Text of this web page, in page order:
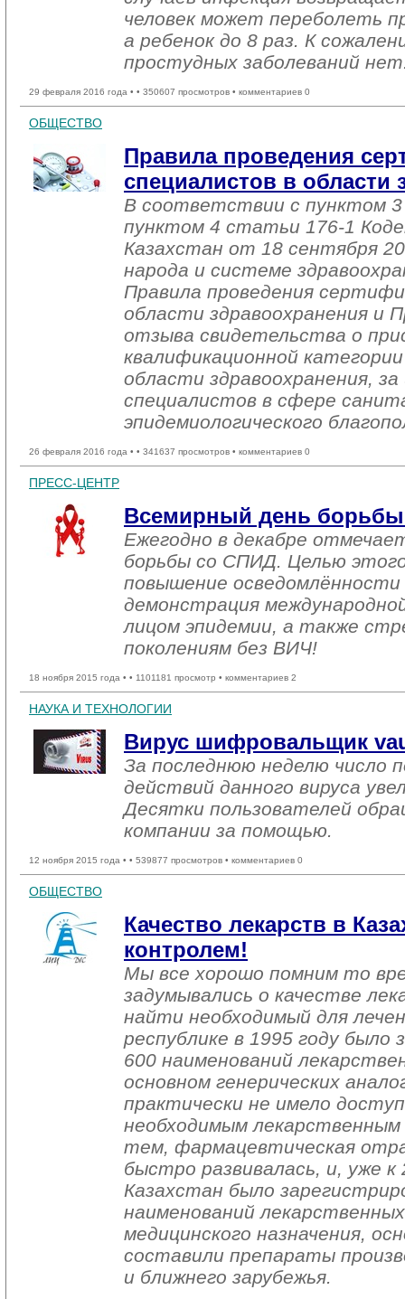
человек может переболеть
а ребенок до 8 раз. К
простудных заболеваний
29 февраля 2016 года • • 350607 просмотров • комментариев 0
ОБЩЕСТВО
Правила проведения
специалистов в области
В соответствии с пунктом
пунктом 4 статьи 176-1
Казахстан от 18 сентября
народа и системе
Правила проведения
области здравоохранения и
отзыва свидетельства о
квалификационной
области здравоохранения,
специалистов в сфере
эпидемиологического
26 февраля 2016 года • • 341637 просмотров • комментариев 0
ПРЕСС-ЦЕНТР
Всемирный день
Ежегодно в декабре
борьбы со СПИД. Целью
повышение
демонстрация
лицом эпидемии, а также
поколениям без ВИЧ!
18 ноября 2015 года • • 1101181 просмотр • комментариев 2
НАУКА И ТЕХНОЛОГИИ
Вирус шифровальщик
За последнюю неделю число
действий данного вируса
Десятки пользователей
компании за помощью.
12 ноября 2015 года • • 539877 просмотров • комментариев 0
ОБЩЕСТВО
Качество лекарств в
контролем!
Мы все хорошо помним то
задумывались о качестве
найти необходимый для
республике в 1995 году было
600 наименований
основном генерических
практически не имело
необходимым
тем, фармацевтическая
быстро развивалась, и, уже к
Казахстан было
наименований
медицинского назначения,
составили препараты
и ближнего зарубежья.